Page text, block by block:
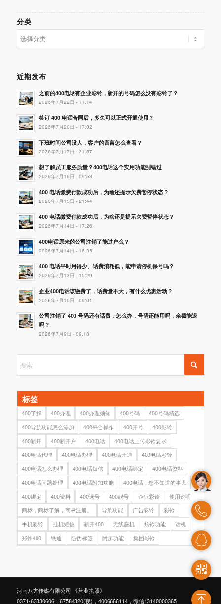
分类
类
近期发布
之前的400电话有企业彩铃，新开的号码怎么没有彩铃了？
2026年7月22日 - 11:14
签订 400 电话合同后，多久可以正式开通使用？
2026年7月20日 - 17:02
下班时间公司没人，客户的留言怎么查看？
2026年7月17日 - 21:57
想了解员工服务质量？400电话这个实用功能别错过
2026年7月16日 - 09:53
400 电话缴费付款成功后，为啥还提示欠费暂停状态？
2026年7月15日 - 21:44
400 电话缴费付款成功后，为啥还是提示欠费暂停状态？
2026年7月14日 - 17:26
400电话原来的公司注销了能过户么？
2026年7月14日 - 16:35
400 电话平时用得少、话费消耗低，能申请停机保号吗？
2026年7月13日 - 15:29
企业400电话该缴费了，话费量不大，有什么优惠活动？
2026年7月10日 - 09:01
公司注销了 400 号码还有话费，怎么办，号码还能用吗，余额能退
吗？
2026年7月9日 - 09:18
标签
400了解 400办理 400办理须知 400号码
400号码精选
400导航功能怎么添加
400平台操作 400开号
400彩铃
400新开
400新开户 400电话
400电话上传彩铃要求
400电话代理
400电话办理 400电话开通
400电话彩铃
400电话怎么办理
400电话短信 400电话绑定
400电话资料
400电话问题处理
400电话附加功能
400电话，您不知道的事儿
400绑定
400资料 400选号 400靓号 企业彩铃
使用说明
商标，商标了解，商标注册。
导航功能 广告彩铃
彩铃
手机彩铃
挂机短信 新开400 无线座机 炫铃功能
话机
郑州400
铁通 防伪标签 附加功能 集团彩铃
河南八方传媒有限公司
《营业执照》
0371-63330606，67584320(夜)，4006666114，微信13140000365